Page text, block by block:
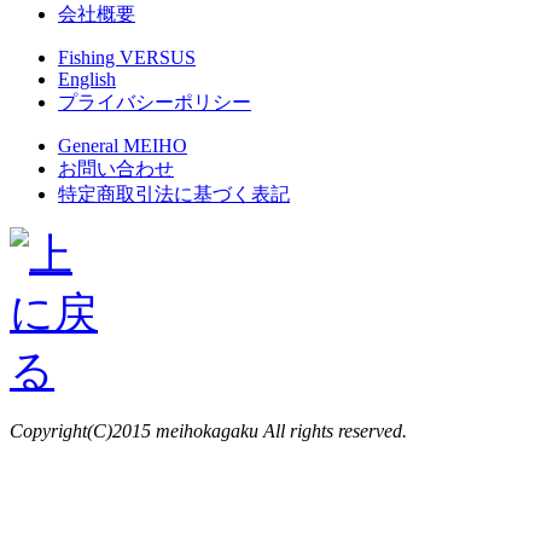
会社概要
Fishing VERSUS
English
プライバシーポリシー
General MEIHO
お問い合わせ
特定商取引法に基づく表記
Copyright(C)2015 meihokagaku All rights reserved.